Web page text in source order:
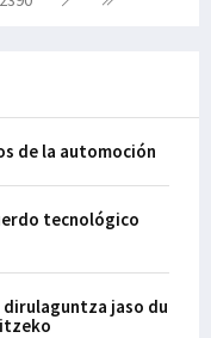
de la automoción
tecnológico
jaso du